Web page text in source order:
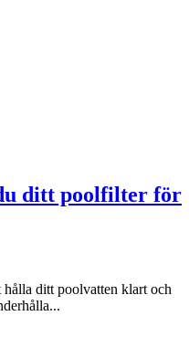
ditt poolfilter för
ditt poolvatten klart och